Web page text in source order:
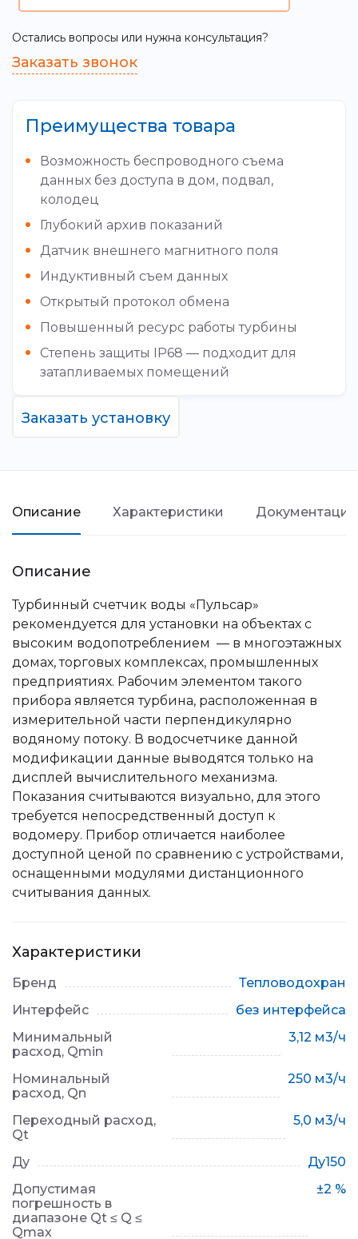
Остались вопросы или нужна консультация?
Заказать звонок
Преимущества товара
Возможность беспроводного съема
данных без доступа в дом, подвал,
колодец
Глубокий архив показаний
Датчик внешнего магнитного поля
Индуктивный съем данных
Открытый протокол обмена
Повышенный ресурс работы турбины
Степень защиты IP68 — подходит для
затапливаемых помещений
Заказать установку
Описание Характеристики
Описание
Турбинный счетчик воды «Пульсар»
рекомендуется для установки на объектах с
высоким водопотреблением — в многоэтажных
домах, торговых комплексах, промышленных
предприятиях. Рабочим элементом такого
прибора является турбина, расположенная в
измерительной части перпендикулярно
водяному потоку. В водосчетчике данной
модификации данные выводятся только на
дисплей вычислительного механизма.
Показания считываются визуально, для этого
требуется непосредственный доступ к
водомеру. Прибор отличается наиболее
доступной ценой по сравнению с устройствами,
оснащенными модулями дистанционного
считывания данных.
Характеристики
Бренд
Тепловодохран
Интерфейс
без интерфейса
Минимальный
расход, Qmin
3,12 м3/ч
Номинальный
расход, Qn
250 м3/ч
Переходный расход,
Qt
5,0 м3/ч
Ду
Ду150
Допустимая
погрешность в
диапазоне Qt ≤ Q ≤
Qmax
±2 %